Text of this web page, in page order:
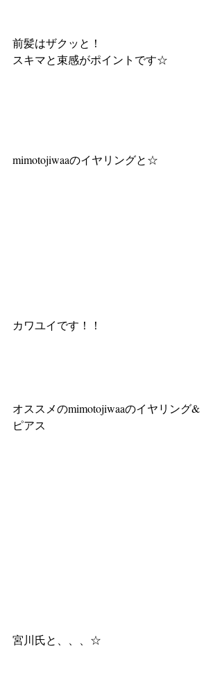
前髪はザクッと！
スキマと束感がポイントです☆
mimotojiwaaのイヤリングと☆
カワユイです！！
オススメのmimotojiwaaのイヤリング&
ピアス
宮川氏と、、、☆